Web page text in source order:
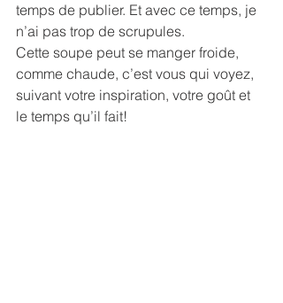
temps de publier. Et avec ce temps, je
n’ai pas trop de scrupules.
Cette soupe peut se manger froide,
comme chaude, c’est vous qui voyez,
suivant votre inspiration, votre goût et
le temps qu’il fait!